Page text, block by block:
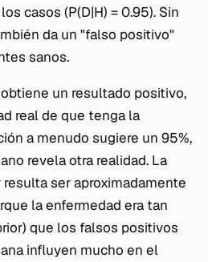
casos (P(D|H) = 0.95). Sin
da un "falso positivo"
sanos.
un resultado positivo,
real de que tenga la
a menudo sugiere un 95%,
revela otra realidad. La
ser aproximadamente
la enfermedad era tan
) que los falsos positivos
influyen mucho en el